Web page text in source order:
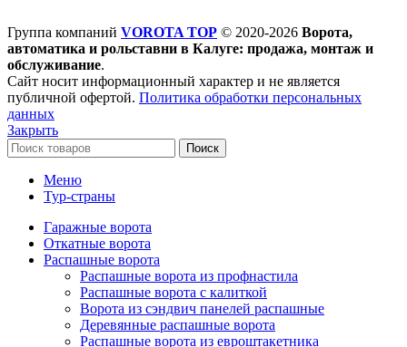
Группа компаний VOROTA TOP © 2020-2026 Ворота,
автоматика и рольставни в Калуге: продажа, монтаж и
обслуживание.
Сайт носит информационный характер и не является
публичной офертой. Политика обработки персональных
данных
Закрыть
Поиск
Меню
Тур-страны
Гаражные ворота
Откатные ворота
Распашные ворота
Распашные ворота из профнастила
Распашные ворота с калиткой
Ворота из сэндвич панелей распашные
Деревянные распашные ворота
Распашные ворота из евроштакетника